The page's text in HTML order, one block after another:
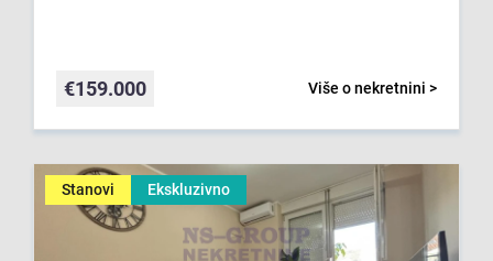
Više o nekretnini >
€159.000
Stanovi Ekskluzivno